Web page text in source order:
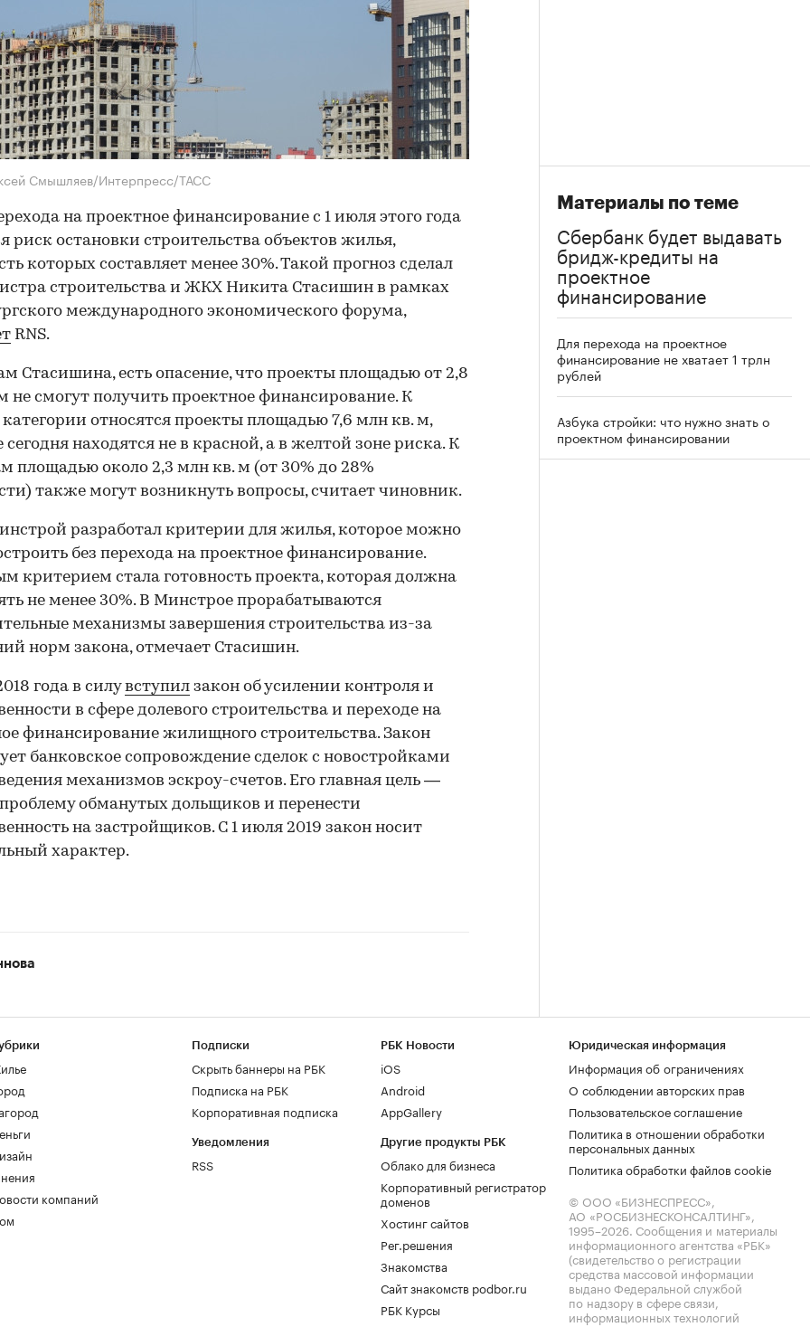
Смышляев/Интерпресс/ТАСС
на проектное финансирование с 1 июля этого года
риск остановки строительства объектов жилья,
которых составляет менее 30%. Такой прогноз сделал
строительства и ЖКХ Никита Стасишин в рамках
международного экономического форума,
RNS.
Стасишина, есть опасение, что проекты площадью от 2,8
не смогут получить проектное финансирование. К
относятся проекты площадью 7,6 млн кв. м,
находятся не в красной, а в желтой зоне риска. К
площадью около 2,3 млн кв. м (от 30% до 28%
также могут возникнуть вопросы, считает чиновник.
разработал критерии для жилья, которое можно
без перехода на проектное финансирование.
критерием стала готовность проекта, которая должна
не менее 30%. В Минстрое прорабатываются
механизмы завершения строительства из-за
норм закона, отмечает Стасишин.
года в силувступил закон об усилении контроля и
в сфере долевого строительства и переходе на
финансирование жилищного строительства. Закон
банковское сопровождение сделок с новостройками
механизмов эскроу-счетов. Его главная цель —
обманутых дольщиков и перенести
на застройщиков. С 1 июля 2019 закон носит
характер.
Материалы по теме
Сбербанк будет выдавать
бридж-кредиты на
проектное
финансирование
Для перехода на проектное
финансирование не хватает 1 трлн
рублей
Азбука стройки: что нужно знать о
проектном финансировании
компаний
Подписки
Скрыть баннеры на РБК
Подписка на РБК
Корпоративная подписка
Уведомления
RSS
РБК Новости
iOS
Android
AppGallery
Другие продукты РБК
Облако для бизнеса
Корпоративный регистратор
доменов
Хостинг сайтов
Рег.решения
Знакомства
Сайт знакомств podbor.ru
РБК Курсы
Юридическая информация
Информация об ограничениях
О соблюдении авторских прав
Пользовательское соглашение
Политика в отношении обработки
персональных данных
Политика обработки файлов cookie
© ООО «БИЗНЕСПРЕСС»,
АО «РОСБИЗНЕСКОНСАЛТИНГ»,
1995–2026. Сообщения и материалы
информационного агентства «РБК»
(свидетельство о регистрации
средства массовой информации
выдано Федеральной службой
по надзору в сфере связи,
информационных технологий